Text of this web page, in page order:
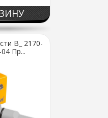
В_ 2170-
Пр...